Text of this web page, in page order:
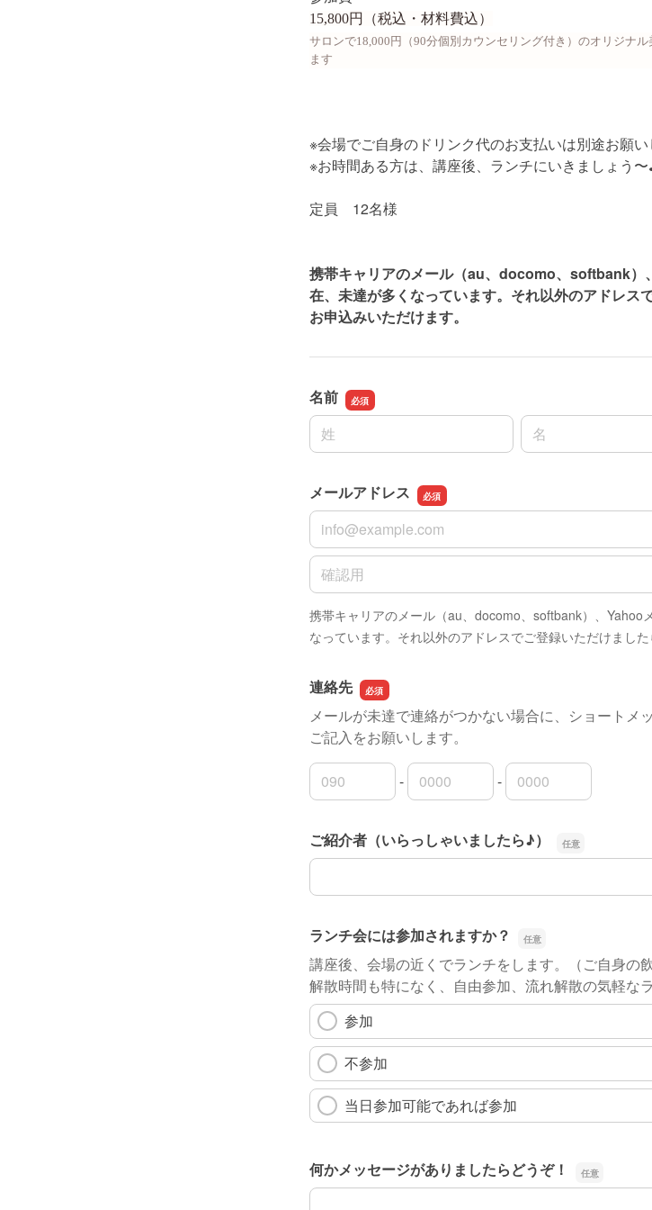
15,800円（税込・材料費込）
サロンで18,000円（90分個別カウンセリング付き）のオリジナ
ます
※会場でご自身のドリンク代のお支払いは別途お願い
※お時間ある方は、講座後、ランチにいきましょう
定員 12名様
携帯キャリアのメール（au、docomo、softbank
在、未達が多くなっています。それ以外のアドレス
お申込みいただけます。
名前
名前の姓
名前の名
メールアドレス
メールアドレス
メールアドレスの確認用
携帯キャリアのメール（au、docomo、softbank）、Yahoo
なっています。それ以外のアドレスでご登録いただけまし
連絡先
メールが未達で連絡がつかない場合に、ショートメ
ご記入をお願いします。
連絡先の市外局番
-
連絡先の市内局番 -
連絡先の加入者番号
ご紹介者（いらっしゃいましたら♪）
ご紹介者（いらっしゃいましたら♪）
ランチ会には参加されますか？
講座後、会場の近くでランチをします。（ご自身の
解散時間も特になく、自由参加、流れ解散の気軽な
参加
不参加
当日参加可能であれば参加
何かメッセージがありましたらどうぞ！
何かメッセージがありましたらどうぞ！